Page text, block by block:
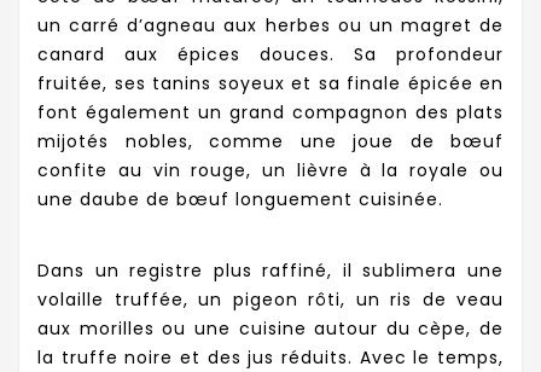
un carré d’agneau aux herbes ou un magret de
canard aux épices douces. Sa profondeur
fruitée, ses tanins soyeux et sa finale épicée en
font également un grand compagnon des plats
mijotés nobles, comme une joue de bœuf
confite au vin rouge, un lièvre à la royale ou
une daube de bœuf longuement cuisinée.
Dans un registre plus raffiné, il sublimera une
volaille truffée, un pigeon rôti, un ris de veau
aux morilles ou une cuisine autour du cèpe, de
la truffe noire et des jus réduits. Avec le temps,